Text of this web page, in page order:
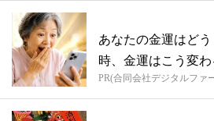
あなたの金運はど
時、金運はこう変わ
PR(合同会社デジタルファ